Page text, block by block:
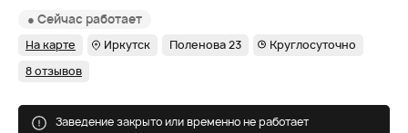
● Сейчас работает
Круглосуточно
Иркутск Поленова 23
На карте
8 отзывов
Заведение закрыто или временно не работает